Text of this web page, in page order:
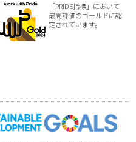
「PRIDE指標」において
最高評価のゴールドに認
定されています。